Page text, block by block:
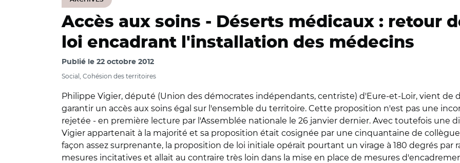
Accès aux soins - Déserts médicaux : retour
loi encadrant l'installation des médecins
Publié le 22 octobre 2012
Social, Cohésion des territoires
Philippe Vigier, député (Union des démocrates indépendants, centriste) d'Eure-et-Loir, vient de
garantir un accès aux soins égal sur l'ensemble du territoire. Cette proposition n'est pas une
rejetée - en première lecture par l'Assemblée nationale le 26 janvier dernier. Avec toutefois une
Vigier appartenait à la majorité et sa proposition était cosignée par une cinquantaine de
façon assez surprenante, la proposition de loi initiale opérait pourtant un virage à 180 degrés par
mesures incitatives et allait au contraire très loin dans la mise en place de mesures